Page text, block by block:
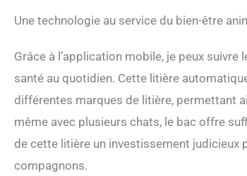
Une technologie au service du bien-être
Grâce à l’application mobile, je peux
santé au quotidien. Cette litière
différentes marques de litière, permettant
même avec plusieurs chats, le bac offre
de cette litière un investissement judicieux
compagnons.